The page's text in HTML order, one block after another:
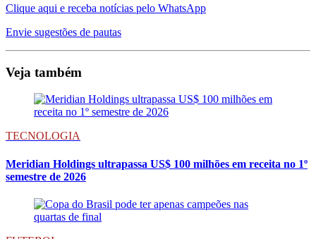
Clique aqui e receba notícias pelo WhatsApp
Envie sugestões de pautas
Veja também
TECNOLOGIA
Meridian Holdings ultrapassa US$ 100 milhões em receita no 1º
semestre de 2026